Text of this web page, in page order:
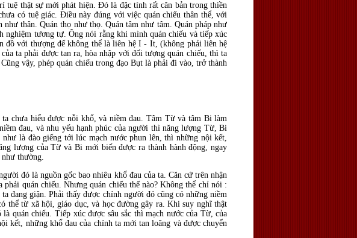
thật sự mới phát hiện. Đó là đặc tính rất căn bản trong thiền
có tuệ giác. Điều này đúng với việc quán chiếu thân thể, với
thân. Quán thọ như thọ. Quán tâm như tâm. Quán pháp như
nghiệm tương tự. Ông nói rằng khi mình quán chiếu và tiếp xúc
với thượng đế không thể là liên hệ I - It, (không phải liên hệ
ta phải được tan ra, hòa nhập với đối tượng quán chiếu, thì ta
vậy, phép quán chiếu trong đạo Bụt là phải đi vào, trở thành
chưa hiểu được nỗi khổ, và niềm đau. Tâm Từ và tâm Bi làm
đau, và nhu yếu hạnh phúc của người thì năng lượng Từ, Bi
là đào giếng tới lúc mạch nước phun lên, thì những nội kết,
lượng của Từ và Bi mới biến được ra thành hành động, ngay
như thường.
đó là nguồn gốc bao nhiêu khổ đau của ta. Căn cứ trên nhận
quán chiếu. Nhưng quán chiếu thế nào? Không thể chỉ nói :
đang giận. Phải thấy được chính người đó cũng có những niềm
thể từ xã hội, giáo dục, và học đường gây ra. Khi suy nghĩ thật
quán chiếu. Tiếp xúc được sâu sắc thì mạch nước của Từ, của
những khổ đau của chính ta mới tan loãng và được chuyển